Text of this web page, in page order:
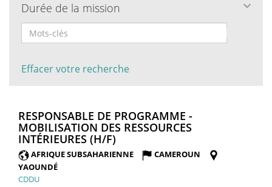
Durée de la mission
Effacer votre recherche
RESPONSABLE DE PROGRAMME -
MOBILISATION DES RESSOURCES
INTÉRIEURES (H/F)
FENÊTRE)
AFRIQUE SUBSAHARIENNE
CAMEROUN
YAOUNDÉ
CDDU